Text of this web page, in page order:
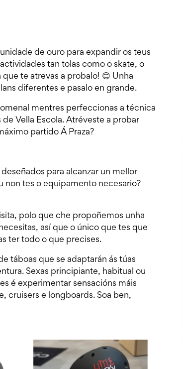
de ouro para expandir os teus
tan tolas como o skate, o
te atrevas a probalo! 😊 Unha
diferentes e pasalo en grande.
mentres perfeccionas a técnica
Vella Escola. Atréveste a probar
partido Á Praza?
para alcanzar un mellor
non tes o equipamento necesario?
polo que che propoñemos unha
así que o único que tes que
ter todo o que precises.
táboas que se adaptarán ás túas
Sexas principiante, habitual ou
é experimentar sensacións máis
cruisers e longboards. Soa ben,